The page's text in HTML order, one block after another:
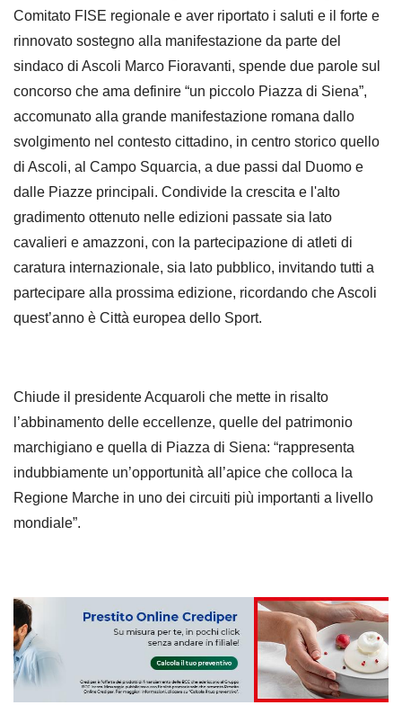
Comitato FISE regionale e aver riportato i saluti e il forte e
rinnovato sostegno alla manifestazione da parte del
sindaco di Ascoli Marco Fioravanti, spende due parole sul
concorso che ama definire “un piccolo Piazza di Siena”,
accomunato alla grande manifestazione romana dallo
svolgimento nel contesto cittadino, in centro storico quello
di Ascoli, al Campo Squarcia, a due passi dal Duomo e
dalle Piazze principali. Condivide la crescita e l'alto
gradimento ottenuto nelle edizioni passate sia lato
cavalieri e amazzoni, con la partecipazione di atleti di
caratura internazionale, sia lato pubblico, invitando tutti a
partecipare alla prossima edizione, ricordando che Ascoli
quest’anno è Città europea dello Sport.
Chiude il presidente Acquaroli che mette in risalto
l’abbinamento delle eccellenze, quelle del patrimonio
marchigiano e quella di Piazza di Siena: “rappresenta
indubbiamente un’opportunità all’apice che colloca la
Regione Marche in uno dei circuiti più importanti a livello
mondiale”.